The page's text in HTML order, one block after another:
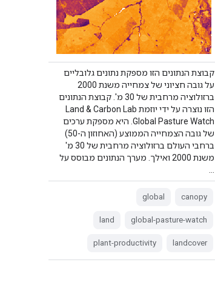
קבוצת הנתונים הזו מספקת נתונים גלובליים
על גובה חציוני של צמחייה משנת 2000
ברזולוציה מרחבית של 30 מ'. קבוצת הנתונים
הזו נוצרה על ידי יוזמת Land & Carbon Lab
Global Pasture Watch. היא מספקת ערכים
של גובה הצמחייה הממוצע (האחוזון ה-50)
ברחבי העולם ברזולוציה מרחבית של 30 מ'
משנת 2000 ואילך. מערך הנתונים מבוסס על
canopy
global
global-pasture-watch
land
landcover
plant-productivity